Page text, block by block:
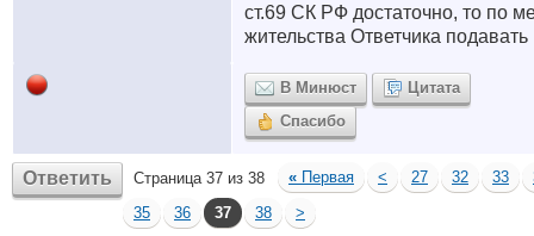
ст.69 СК РФ достаточно, то по
жительства Ответчика подавать
В Минюст
Цитата
Спасибо
Ответить Страница 37 из 38 « Первая < 27 32 33
35
36 37 38 >